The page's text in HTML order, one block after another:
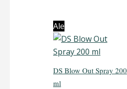
Ale
DS Blow Out Spray 200
ml